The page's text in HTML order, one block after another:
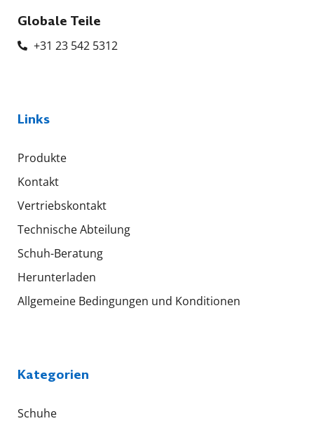
Globale Teile
+31 23 542 5312
Links
Produkte
Kontakt
Vertriebskontakt
Technische Abteilung
Schuh-Beratung
Herunterladen
Allgemeine Bedingungen und Konditionen
Kategorien
Schuhe